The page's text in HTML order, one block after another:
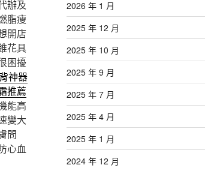
辦及
脂瘦
開店
花具
困擾
神器
推薦
能高
變大
問
心血
2026 年 1 月
2025 年 12 月
2025 年 10 月
2025 年 9 月
2025 年 7 月
2025 年 4 月
2025 年 1 月
2024 年 12 月